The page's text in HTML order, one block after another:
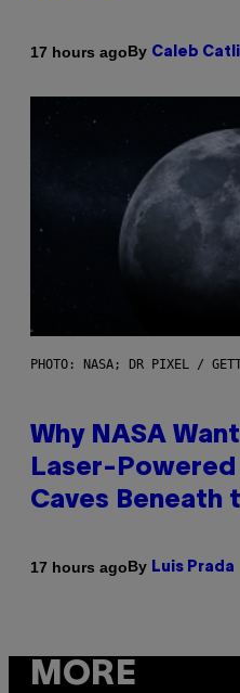
17 hours agoBy Caleb
PHOTO: NASA; DR PIXEL /
Why NASA
Laser-
Caves Beneath
17 hours agoBy Luis Prada
MORE